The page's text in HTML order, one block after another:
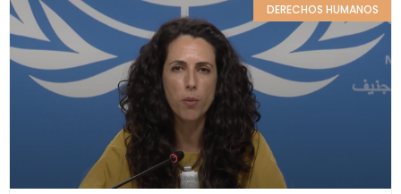
DERECHOS HUMANOS